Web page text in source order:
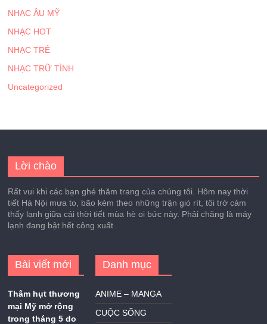
NHẠC ÂU MỸ
NHẠC HOT
NHẠC TRẺ
NHẠC TRỮ TÌNH
Uncategorized
Lời chào
Rất vui khi các bạn ghé thăm trang của chúng tôi. Hôm nay thời
tiết Hà Nội mưa to, bão kèm theo những trận gió rít, tôi trở cảm
thấy lạnh giữa cái thời tiết mùa hè oi bức này. Phải chăng là máy
lạnh đang bật hết công xuất
Bài viết mới
Thâm hụt thương
mại Mỹ mở rộng
trong tháng 5 do
Danh mục
ANIME – MANGA
CUỘC SỐNG